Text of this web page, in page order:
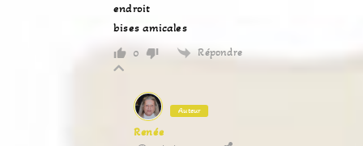
endroit
bises amicales
0 Répondre
Auteur
Renée